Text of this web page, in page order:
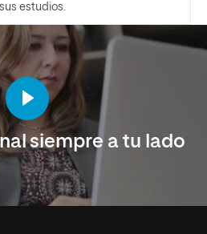
estudios.
siempre a tu lado